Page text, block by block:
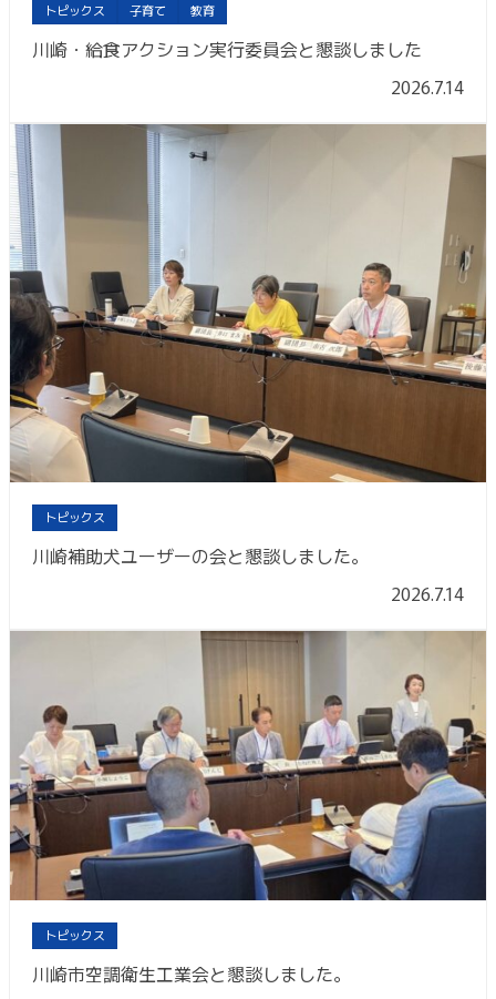
トピックス 子育て 教育
川崎・給食アクション実行委員会と懇談しました
2026.7.14
トピックス
川崎補助犬ユーザーの会と懇談しました。
2026.7.14
トピックス
川崎市空調衛生工業会と懇談しました。